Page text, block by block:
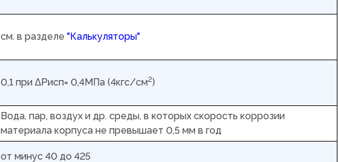
см. в разделе "Калькуляторы"
0,1 при ∆Рисп= 0,4МПа (4кгс/см2)
Вода, пар, воздух и др. среды, в которых скорость коррозии
материала корпуса не превышает 0,5 мм в год
от минус 40 до 425